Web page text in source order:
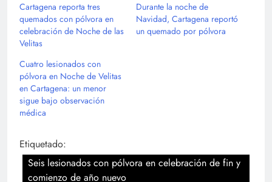
Cartagena reporta tres
quemados con pólvora en
celebración de Noche de las
Velitas
Durante la noche de
Navidad, Cartagena reportó
un quemado por pólvora
Cuatro lesionados con
pólvora en Noche de Velitas
en Cartagena: un menor
sigue bajo observación
médica
Etiquetado:
Seis lesionados con pólvora en celebración de fin y
comienzo de año nuevo